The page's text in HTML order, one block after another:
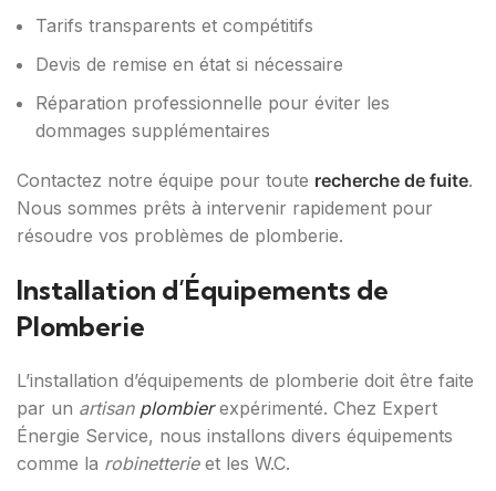
Tarifs transparents et compétitifs
Devis de remise en état si nécessaire
Réparation professionnelle pour éviter les
dommages supplémentaires
Contactez notre équipe pour toute recherche de fuite.
Nous sommes prêts à intervenir rapidement pour
résoudre vos problèmes de plomberie.
Installation d’Équipements de
Plomberie
L’installation d’équipements de plomberie doit être faite
par un artisan plombierexpérimenté. Chez Expert
Énergie Service, nous installons divers équipements
comme la robinetterieet les W.C.